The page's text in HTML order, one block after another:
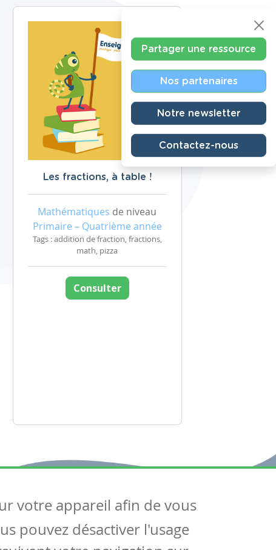
Les fractions, à table !
Mathématiques de niveau
Primaire – Quatrième année
Tags : addition de fraction, fractions,
math, pizza
Consulter
Partager une ressource
Nos partenaires
Notre newsletter
Contactez-nous
nous
nous
Soutien scolaire
votre appareil afin de vous
pouvez désactiver l'usage